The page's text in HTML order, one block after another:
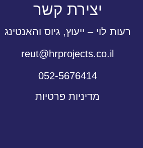
יצירת קשר
רעות לוי – ייעוץ, גיוס והאנטינג
reut@hrprojects.co.il
052-5676414
מדיניות פרטיות